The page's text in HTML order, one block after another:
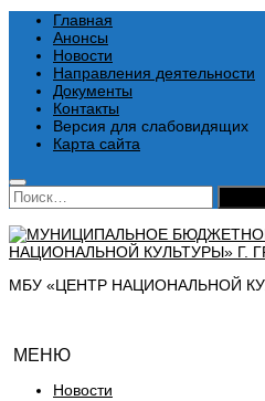
Главная
Анонсы
Новости
Направления деятельности
Документы
Контакты
Версия для слабовидящих
Карта сайта
Найти:
МБУ «ЦЕНТР НАЦИОНАЛЬНОЙ
МЕНЮ
Новости